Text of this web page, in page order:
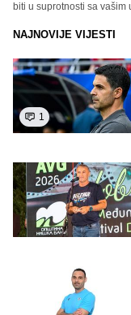
biti u suprotnosti sa vašim
NAJNOVIJE VIJESTI
1